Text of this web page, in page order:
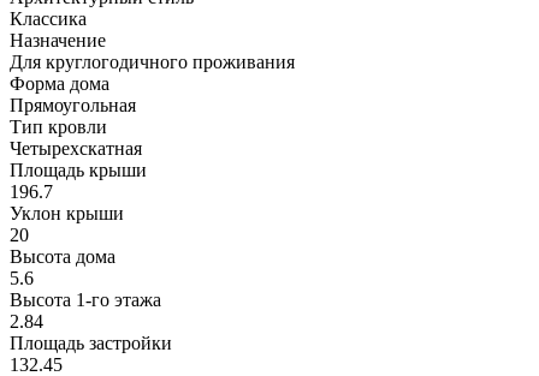
Классика
Назначение
Для круглогодичного проживания
Форма дома
Прямоугольная
Тип кровли
Четырехскатная
Площадь крыши
196.7
Уклон крыши
20
Высота дома
5.6
Высота 1-го этажа
2.84
Площадь застройки
132.45